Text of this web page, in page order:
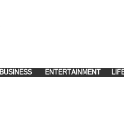
ENTERTAINMENT
BUSINESS